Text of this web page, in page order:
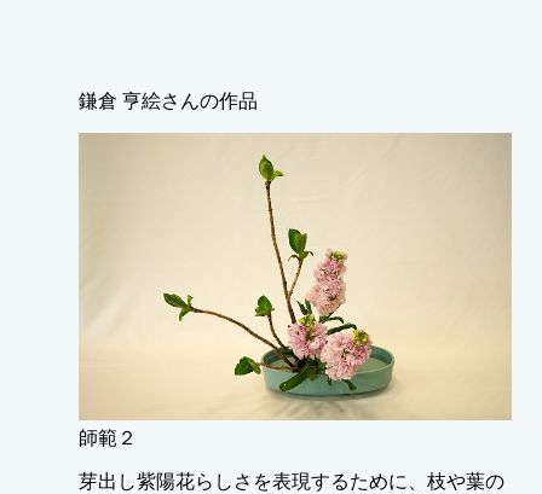
鎌倉 亨絵さんの作品
師範２
芽出し紫陽花らしさを表現するために、枝や葉の